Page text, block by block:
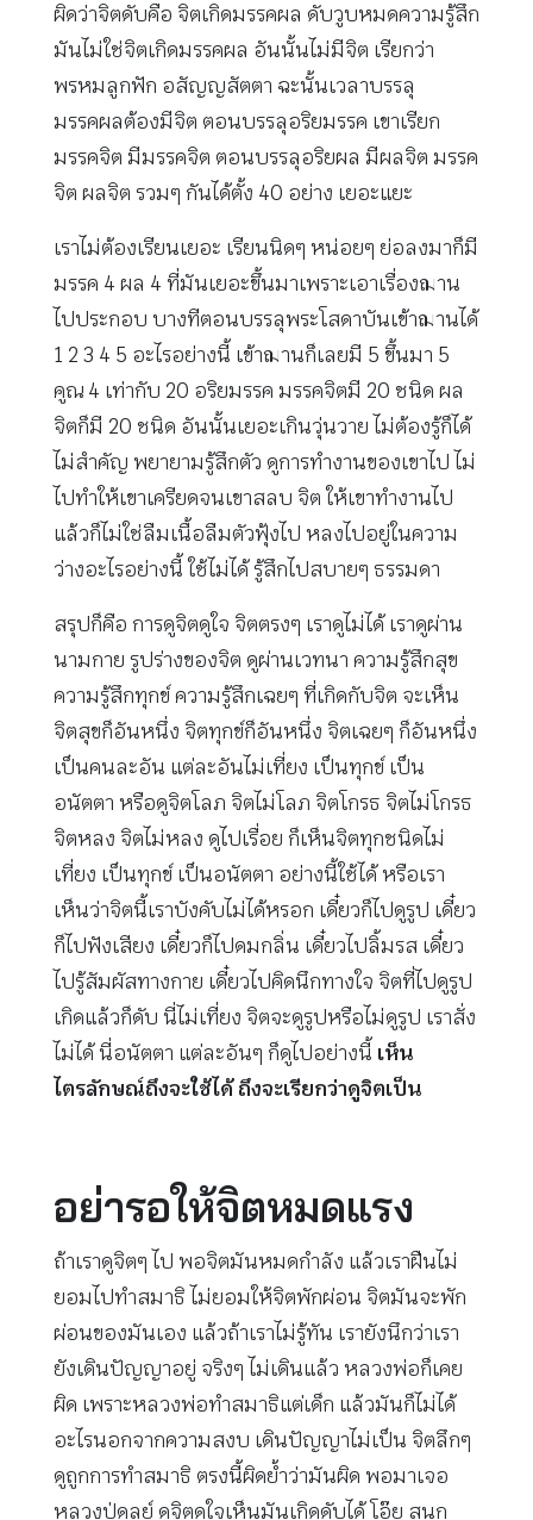
ผิดว่าจิตดับคือ จิตเกิดมรรคผล ดับวูบหมดความรู้สึก
มันไม่ใช่จิตเกิดมรรคผล อันนั้นไม่มีจิต เรียกว่า
พรหมลูกฟัก อสัญญสัตตา ฉะนั้นเวลาบรรลุ
มรรคผลต้องมีจิต ตอนบรรลุอริยมรรค เขาเรียก
มรรคจิต มีมรรคจิต ตอนบรรลุอริยผล มีผลจิต มรรค
จิต ผลจิต รวมๆ กันได้ตั้ง 40 อย่าง เยอะแยะ
เราไม่ต้องเรียนเยอะ เรียนนิดๆ หน่อยๆ ย่อลงมาก็มี
มรรค 4 ผล 4 ที่มันเยอะขึ้นมาเพราะเอาเรื่องฌาน
ไปประกอบ บางทีตอนบรรลุพระโสดาบันเข้าฌานได้
1 2 3 4 5 อะไรอย่างนี้ เข้าฌานก็เลยมี 5 ขึ้นมา 5
คูณ 4 เท่ากับ 20 อริยมรรค มรรคจิตมี 20 ชนิด ผล
จิตก็มี 20 ชนิด อันนั้นเยอะเกินวุ่นวาย ไม่ต้องรู้ก็ได้
ไม่สำคัญ พยายามรู้สึกตัว ดูการทำงานของเขาไป ไม่
ไปทำให้เขาเครียดจนเขาสลบ จิต ให้เขาทำงานไป
แล้วก็ไม่ใช่ลืมเนื้อลืมตัวฟุ้งไป หลงไปอยู่ในความ
ว่างอะไรอย่างนี้ ใช้ไม่ได้ รู้สึกไปสบายๆ ธรรมดา
สรุปก็คือ การดูจิตดูใจ จิตตรงๆ เราดูไม่ได้ เราดูผ่าน
นามกาย รูปร่างของจิต ดูผ่านเวทนา ความรู้สึกสุข
ความรู้สึกทุกข์ ความรู้สึกเฉยๆ ที่เกิดกับจิต จะเห็น
จิตสุขก็อันหนึ่ง จิตทุกข์ก็อันหนึ่ง จิตเฉยๆ ก็อันหนึ่ง
เป็นคนละอัน แต่ละอันไม่เที่ยง เป็นทุกข์ เป็น
อนัตตา หรือดูจิตโลภ จิตไม่โลภ จิตโกรธ จิตไม่โกรธ
จิตหลง จิตไม่หลง ดูไปเรื่อย ก็เห็นจิตทุกชนิดไม่
เที่ยง เป็นทุกข์ เป็นอนัตตา อย่างนี้ใช้ได้ หรือเรา
เห็นว่าจิตนี้เราบังคับไม่ได้หรอก เดี๋ยวก็ไปดูรูป เดี๋ยว
ก็ไปฟังเสียง เดี๋ยวก็ไปดมกลิ่น เดี๋ยวไปลิ้มรส เดี๋ยว
ไปรู้สัมผัสทางกาย เดี๋ยวไปคิดนึกทางใจ จิตที่ไปดูรูป
เกิดแล้วก็ดับ นี่ไม่เที่ยง จิตจะดูรูปหรือไม่ดูรูป เราสั่ง
ไม่ได้ นี่อนัตตา แต่ละอันๆ ก็ดูไปอย่างนี้ เห็น
ไตรลักษณ์ถึงจะใช้ได้ ถึงจะเรียกว่าดูจิตเป็น
อย่ารอให้จิตหมดแรง
ถ้าเราดูจิตๆ ไป พอจิตมันหมดกำลัง แล้วเราฝืนไม่
ยอมไปทำสมาธิ ไม่ยอมให้จิตพักผ่อน จิตมันจะพัก
ผ่อนของมันเอง แล้วถ้าเราไม่รู้ทัน เรายังนึกว่าเรา
ยังเดินปัญญาอยู่ จริงๆ ไม่เดินแล้ว หลวงพ่อก็เคย
ผิด เพราะหลวงพ่อทำสมาธิแต่เด็ก แล้วมันก็ไม่ได้
อะไรนอกจากความสงบ เดินปัญญาไม่เป็น จิตลึกๆ
ดูถูกการทำสมาธิ ตรงนี้ผิดย้ำว่ามันผิด พอมาเจอ
หลวงปู่ดูลย์ ดูจิตดูใจเห็นมันเกิดดับได้ โอ๊ย สนุก